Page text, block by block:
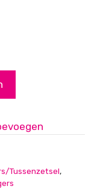
Tussenzetsel,